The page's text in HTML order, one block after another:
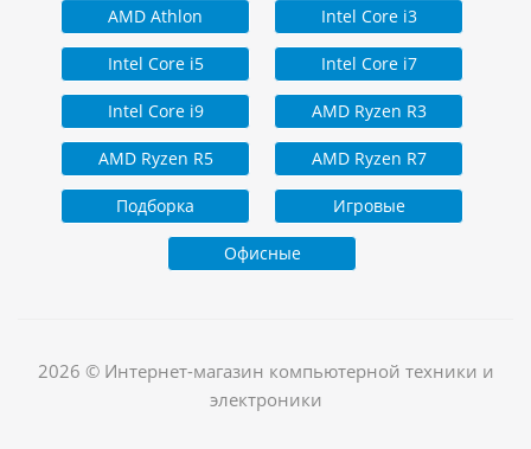
AMD Athlon Intel Core i3
Intel Core i5 Intel Core i7
Intel Core i9 AMD Ryzen R3
AMD Ryzen R5 AMD Ryzen R7
Подборка Игровые
Офисные
2026 © Интернет-магазин компьютерной техники и
электроники